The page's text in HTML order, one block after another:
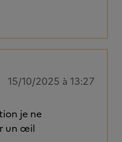
15/10/2025 à 13:27
je ne
un œil